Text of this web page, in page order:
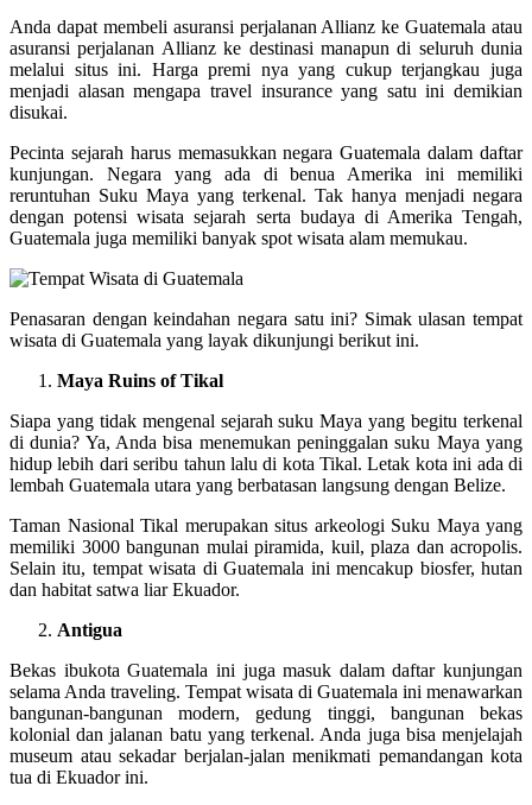
Anda dapat membeli asuransi perjalanan Allianz ke Guatemala atau
asuransi perjalanan Allianz ke destinasi manapun di seluruh dunia
melalui situs ini. Harga premi nya yang cukup terjangkau juga
menjadi alasan mengapa travel insurance yang satu ini demikian
disukai.
Pecinta sejarah harus memasukkan negara Guatemala dalam daftar
kunjungan. Negara yang ada di benua Amerika ini memiliki
reruntuhan Suku Maya yang terkenal. Tak hanya menjadi negara
dengan potensi wisata sejarah serta budaya di Amerika Tengah,
Guatemala juga memiliki banyak spot wisata alam memukau.
Penasaran dengan keindahan negara satu ini? Simak ulasan tempat
wisata di Guatemala yang layak dikunjungi berikut ini.
Maya Ruins of Tikal
Siapa yang tidak mengenal sejarah suku Maya yang begitu terkenal
di dunia? Ya, Anda bisa menemukan peninggalan suku Maya yang
hidup lebih dari seribu tahun lalu di kota Tikal. Letak kota ini ada di
lembah Guatemala utara yang berbatasan langsung dengan Belize.
Taman Nasional Tikal merupakan situs arkeologi Suku Maya yang
memiliki 3000 bangunan mulai piramida, kuil, plaza dan acropolis.
Selain itu, tempat wisata di Guatemala ini mencakup biosfer, hutan
dan habitat satwa liar Ekuador.
Antigua
Bekas ibukota Guatemala ini juga masuk dalam daftar kunjungan
selama Anda traveling. Tempat wisata di Guatemala ini menawarkan
bangunan-bangunan modern, gedung tinggi, bangunan bekas
kolonial dan jalanan batu yang terkenal. Anda juga bisa menjelajah
museum atau sekadar berjalan-jalan menikmati pemandangan kota
tua di Ekuador ini.